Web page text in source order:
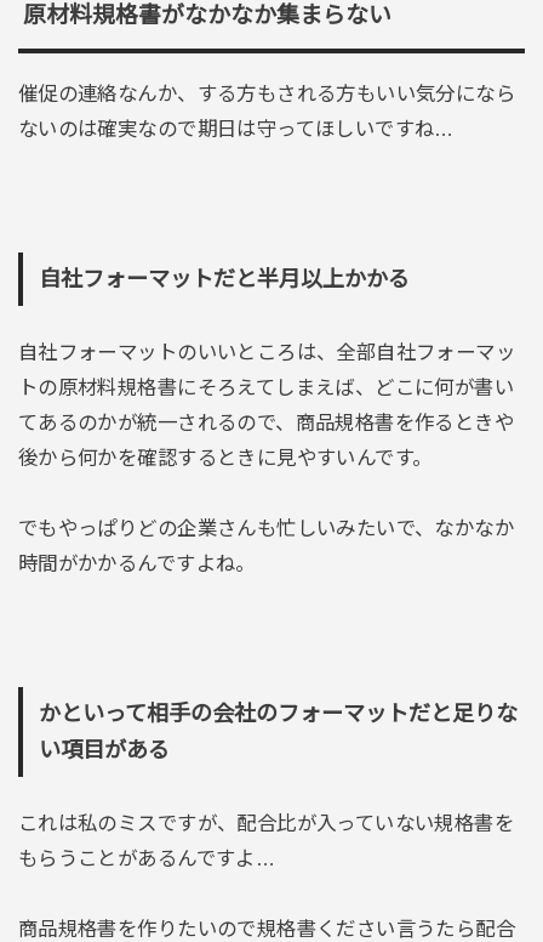
原材料規格書がなかなか集まらない
催促の連絡なんか、する方もされる方もいい気分になら
ないのは確実なので期日は守ってほしいですね…
自社フォーマットだと半月以上かかる
自社フォーマットのいいところは、全部自社フォーマッ
トの原材料規格書にそろえてしまえば、どこに何が書い
てあるのかが統一されるので、商品規格書を作るときや
後から何かを確認するときに見やすいんです。
でもやっぱりどの企業さんも忙しいみたいで、なかなか
時間がかかるんですよね。
かといって相手の会社のフォーマットだと足りな
い項目がある
これは私のミスですが、配合比が入っていない規格書を
もらうことがあるんですよ…
商品規格書を作りたいので規格書ください言うたら配合